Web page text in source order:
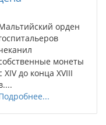
орден
монеты
XIV до конца XVIII